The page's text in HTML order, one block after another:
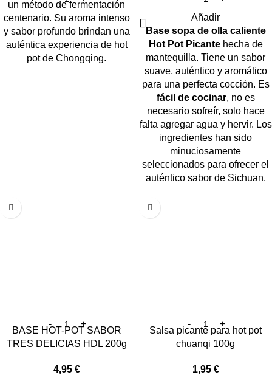
un método de fermentación
centenario. Su aroma intenso
y sabor profundo brindan una
auténtica experiencia de hot
pot de Chongqing.
Añadir
Base sopa de olla caliente
Hot Pot Picantehecha de
mantequilla. Tiene un sabor
suave, auténtico y aromático
para una perfecta cocción. Es
fácil de cocinar, no es
necesario sofreír, solo hace
falta agregar agua y hervir. Los
ingredientes han sido
minuciosamente
seleccionados para ofrecer el
auténtico sabor de Sichuan.
BASE HOT-POT SABOR
TRES DELICIAS HDL 200g
4,95 €
Salsa picante para hot pot
chuanqi 100g
1,95 €